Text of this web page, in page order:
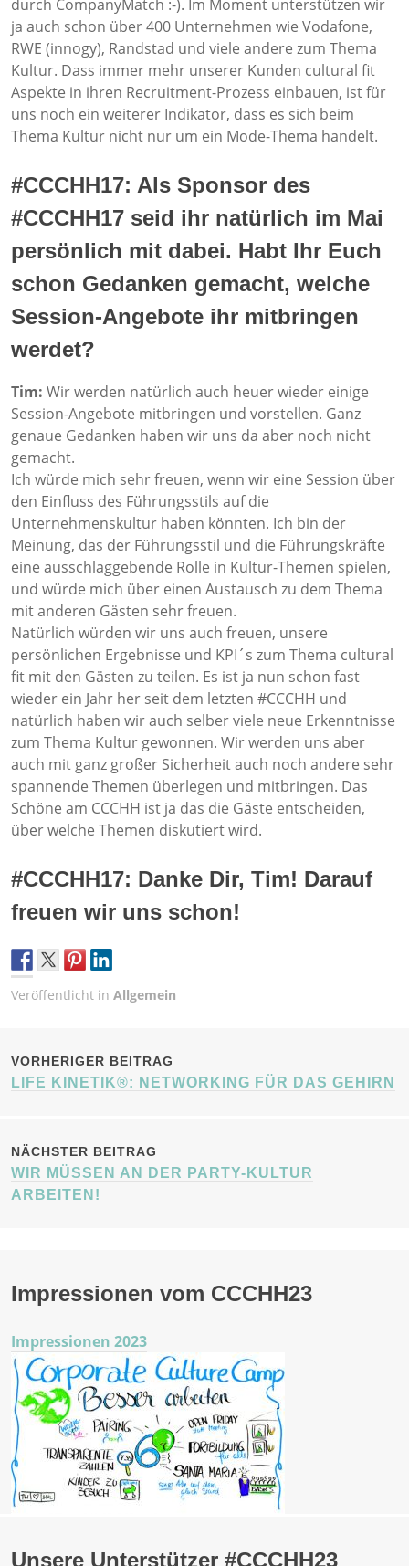
durch CompanyMatch :-). Im Moment unterstützen wir
ja auch schon über 400 Unternehmen wie Vodafone,
RWE (innogy), Randstad und viele andere zum Thema
Kultur. Dass immer mehr unserer Kunden cultural fit
Aspekte in ihren Recruitment-Prozess einbauen, ist für
uns noch ein weiterer Indikator, dass es sich beim
Thema Kultur nicht nur um ein Mode-Thema handelt.
#CCCHH17: Als Sponsor des
#CCCHH17 seid ihr natürlich im Mai
persönlich mit dabei. Habt Ihr Euch
schon Gedanken gemacht, welche
Session-Angebote ihr mitbringen
werdet?
Tim: Wir werden natürlich auch heuer wieder einige
Session-Angebote mitbringen und vorstellen. Ganz
genaue Gedanken haben wir uns da aber noch nicht
gemacht.
Ich würde mich sehr freuen, wenn wir eine Session über
den Einfluss des Führungsstils auf die
Unternehmenskultur haben könnten. Ich bin der
Meinung, das der Führungsstil und die Führungskräfte
eine ausschlaggebende Rolle in Kultur-Themen spielen,
und würde mich über einen Austausch zu dem Thema
mit anderen Gästen sehr freuen.
Natürlich würden wir uns auch freuen, unsere
persönlichen Ergebnisse und KPI´s zum Thema cultural
fit mit den Gästen zu teilen. Es ist ja nun schon fast
wieder ein Jahr her seit dem letzten #CCCHH und
natürlich haben wir auch selber viele neue Erkenntnisse
zum Thema Kultur gewonnen. Wir werden uns aber
auch mit ganz großer Sicherheit auch noch andere sehr
spannende Themen überlegen und mitbringen. Das
Schöne am CCCHH ist ja das die Gäste entscheiden,
über welche Themen diskutiert wird.
#CCCHH17: Danke Dir, Tim! Darauf
freuen wir uns schon!
Veröffentlicht in Allgemein
BEITRAGSNAVIGATION
VORHERIGER BEITRAG
LIFE KINETIK®: NETWORKING FÜR DAS GEHIRN
NÄCHSTER BEITRAG
WIR MÜSSEN AN DER PARTY-KULTUR
ARBEITEN!
Impressionen vom CCCHH23
Impressionen 2023
Unsere Unterstützer #CCCHH23